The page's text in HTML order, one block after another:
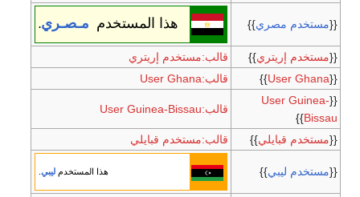
{{مستخدم مصري}} هذا المستخدم مـصـري.
{{مستخدم إريتري}}
قالب:مستخدم إريتري
{{
User Ghana
}}
قالب:User Ghana
{{
User Guinea-
Bissau
}}
قالب:User Guinea-Bissau
{{مستخدم قبايلي}} قالب:مستخدم قبايلي
{{مستخدم ليبي}} هذا المستخدمليبي